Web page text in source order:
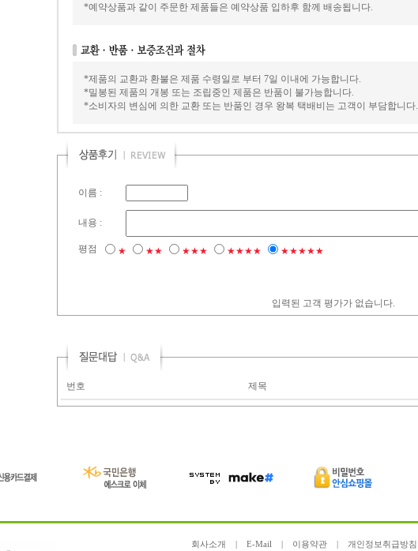
*예약상품과 같이 주문한 제품들은 예약상품 입하후 함께 배송됩니다.
*제품의 교환과 환불은 제품 수령일로 부터 7일 이내에 가능합니다.
*밀봉된 제품의 개봉 또는 조립중인 제품은 반품이 불가능합니다.
*소비자의 변심에 의한 교환 또는 반품인 경우 왕복 택배비는 고객이 부담합니다.
이름 :
내용 :
평점 ★ ★★ ★★★ ★★★★ ★★★★★
입력된 고객 평가가 없습니다.
번호 제목
회사소개 E-Mail 이용약관 개인정보취급방침